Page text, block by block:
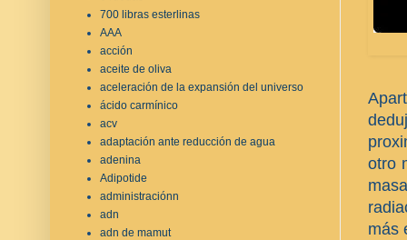
otro
más
700 libras esterlinas
AAA
acción
aceite de oliva
aceleración de la expansión del universo
ácido carmínico
acv
adaptación ante reducción de agua
adenina
Adipotide
administraciónn
adn
adn de mamut